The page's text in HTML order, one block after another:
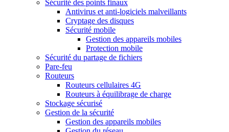
Sécurité des points finaux
Antivirus et anti-logiciels malveillants
Cryptage des disques
Sécurité mobile
Gestion des appareils mobiles
Protection mobile
Sécurité du partage de fichiers
Pare-feu
Routeurs
Routeurs cellulaires 4G
Routeurs à équilibrage de charge
Stockage sécurisé
Gestion de la sécurité
Gestion des appareils mobiles